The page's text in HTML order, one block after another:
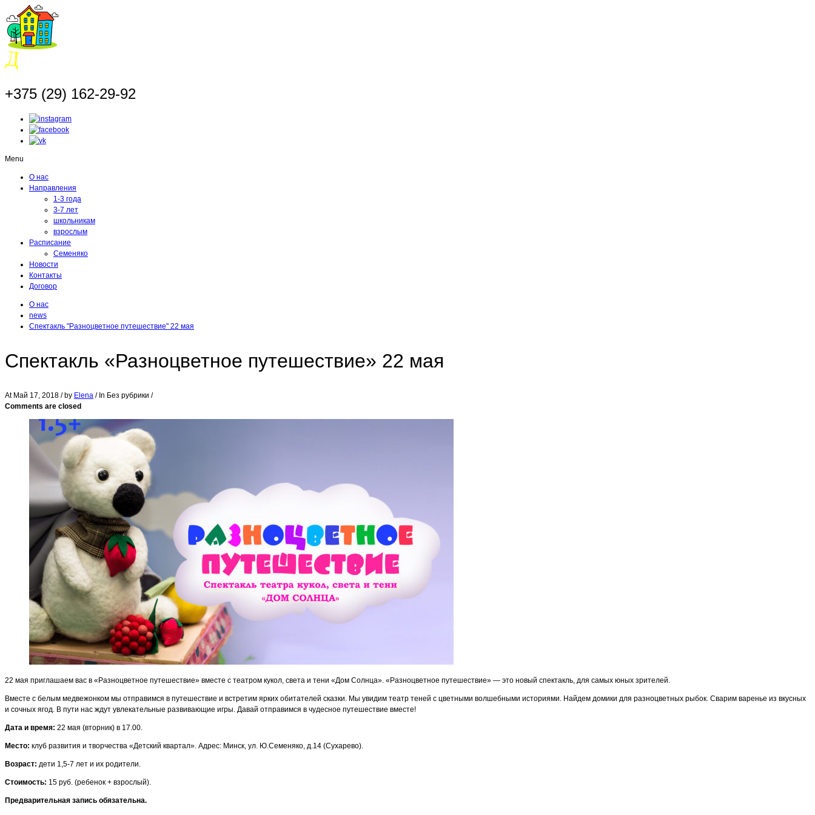
+375 (29) 162-29-92
Menu
О нас
Направления
1-3 года
3-7 лет
школьникам
взрослым
Расписание
Семеняко
Новости
Контакты
Договор
О нас
news
Спектакль "Разноцветное путешествие" 22 мая
Спектакль «Разноцветное путешествие» 22 мая
At Май 17, 2018 / by Elena / In Без рубрики /
Comments are closed
22 мая приглашаем вас в «Разноцветное путешествие» вместе с театром кукол, света и тени «Дом Солнца». «Разноцветное путешествие» — это новый спектакль, для самых юных зрителей.
Вместе с белым медвежонком мы отправимся в путешествие и встретим ярких обитателей сказки. Мы увидим театр теней с цветными волшебными историями. Найдем домики для разноцветных рыбок. Сварим варенье из вкусных
и сочных ягод. В пути нас ждут увлекательные развивающие игры. Давай отправимся в чудесное путешествие вместе!
Дата и время: 22 мая (вторник) в 17.00.
Место: клуб развития и творчества «Детский квартал». Адрес: Минск, ул. Ю.Семеняко, д.14 (Сухарево).
Возраст: дети 1,5-7 лет и их родители.
Стоимость: 15 руб. (ребенок + взрослый).
Предварительная запись обязательна.